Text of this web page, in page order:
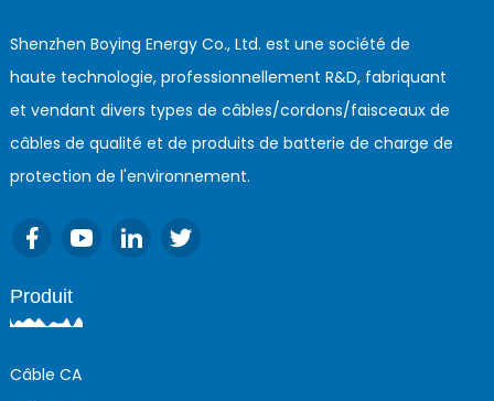
Shenzhen Boying Energy Co., Ltd. est une société de
haute technologie, professionnellement R&D, fabriquant
et vendant divers types de câbles/cordons/faisceaux de
câbles de qualité et de produits de batterie de charge de
protection de l'environnement.
Produit
Câble CA